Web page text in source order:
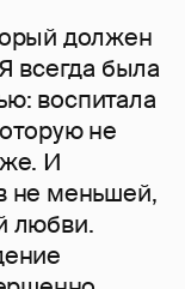
должен
всегда была
воспитала
не
И
не меньшей,
любви.